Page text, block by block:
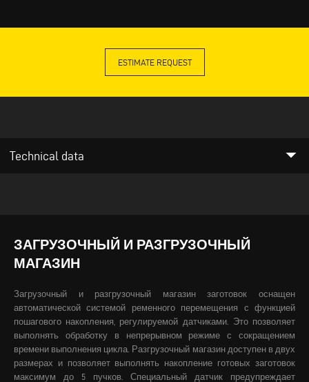
ESTIMATE REQUEST
Technical data arrow_drop_down
ЗАГРУЗОЧНЫЙ И РАЗГРУЗОЧНЫЙ
МАГАЗИН
Загрузочный и разгрузочный магазин заготовок оснащен
автоматической системой ременного перемещения с функцией
пошагового накопления, регулируемой датчиками. Это позволяет
выполнять обработку в непрерывном режиме с сокращением
времени выполнения цикла. Разгрузочный магазин доступен в двух
размерах и позволяет выполнять накопление готовых заготовок
максимум до 5 пучков. Специальный датчик предупреждает